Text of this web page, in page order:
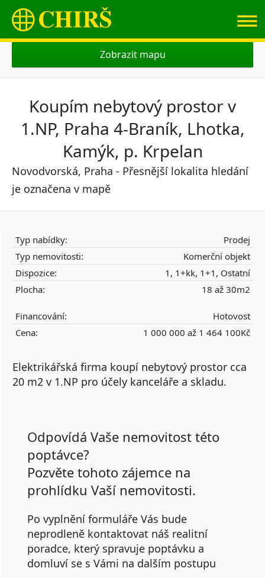
≡
Zobrazit mapu
Koupím nebytový prostor v
1.NP, Praha 4-Braník, Lhotka,
Kamýk, p. Krpelan
Novodvorská, Praha - Přesnější lokalita hledání
je označena v mapě
Typ nabídky:
Prodej
Typ nemovitosti:
Komerční objekt
Dispozice:
1, 1+kk, 1+1, Ostatní
Plocha:
18 až 30m2
Financování:
Hotovost
Cena:
1 000 000 až 1 464 100Kč
Elektrikářská firma koupí nebytový prostor cca
20 m2 v 1.NP pro účely kanceláře a skladu.
Odpovídá Vaše nemovitost této
poptávce?
Pozvěte tohoto zájemce na
prohlídku Vaší nemovitosti.
Po vyplnění formuláře Vás bude
neprodleně kontaktovat náš realitní
poradce, který spravuje poptávku a
domluví se s Vámi na dalším postupu